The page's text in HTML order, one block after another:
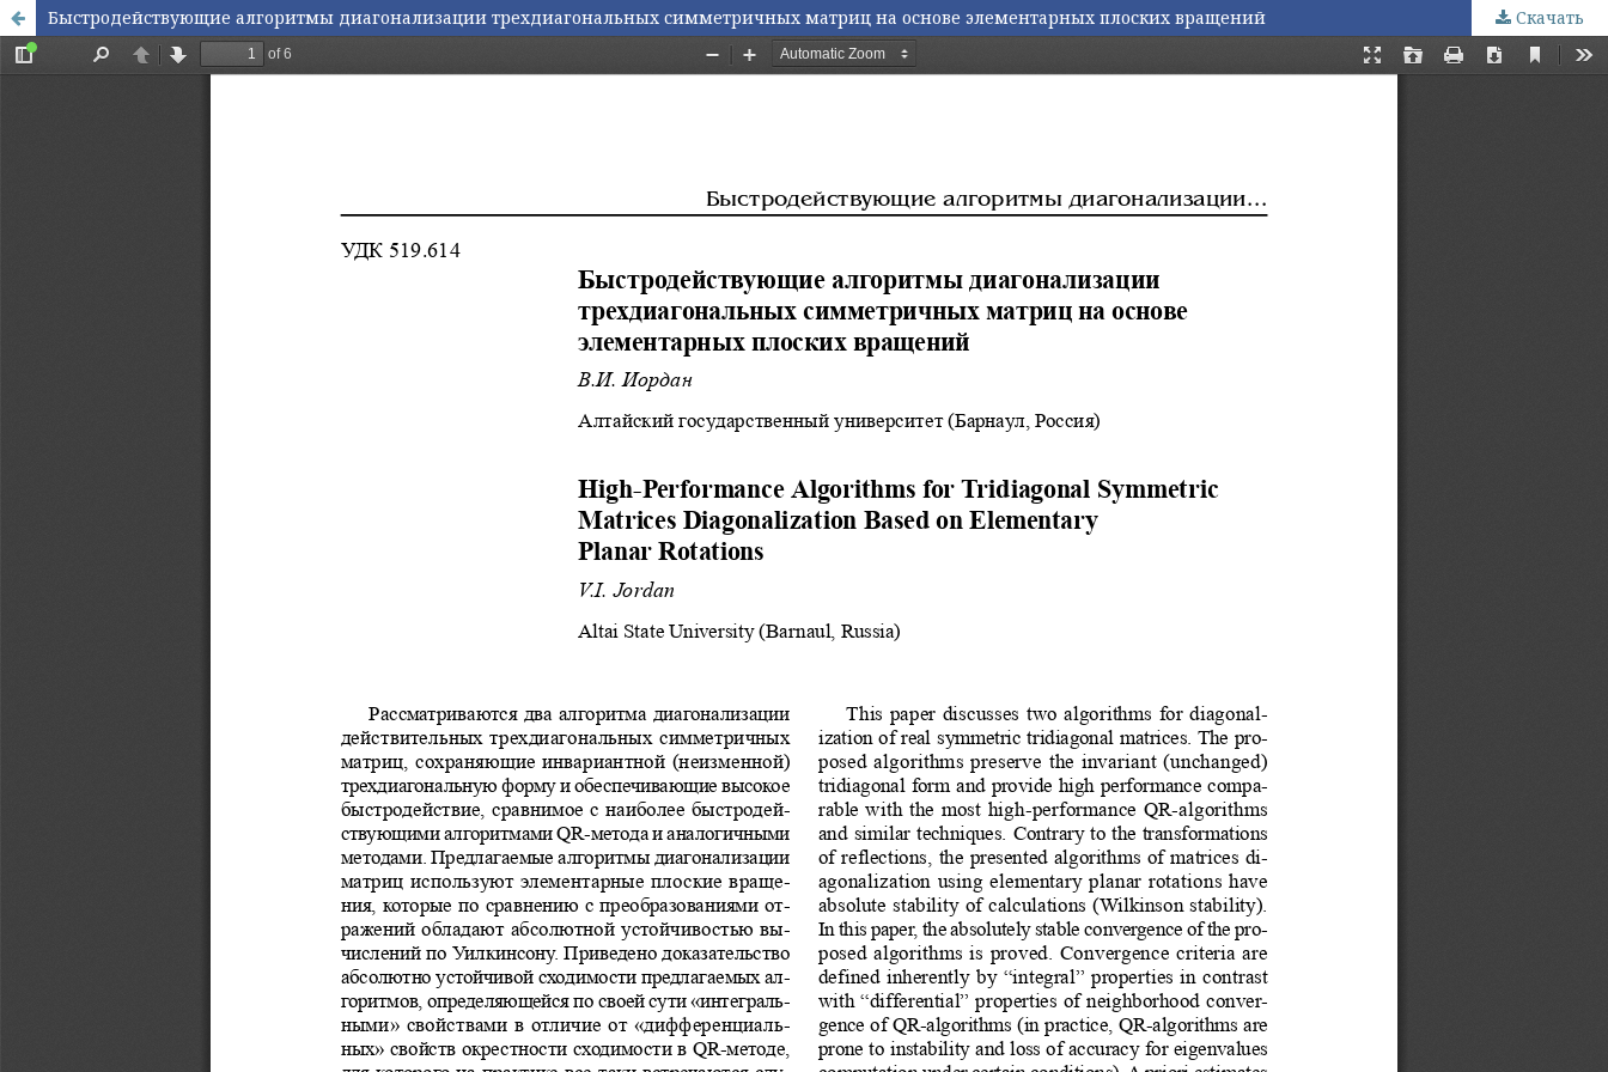
Быстродействующие алгоритмы диагонализации трехдиагональных симметричных матриц на основе элементарных плоских вращений Скачать